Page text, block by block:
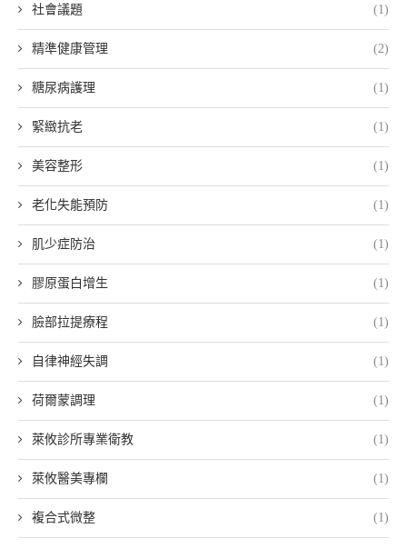
社會議題 (1)
精準健康管理 (2)
糖尿病護理 (1)
緊緻抗老 (1)
美容整形 (1)
老化失能預防 (1)
肌少症防治 (1)
膠原蛋白增生 (1)
臉部拉提療程 (1)
自律神經失調 (1)
荷爾蒙調理 (1)
萊攸診所專業衛教 (1)
萊攸醫美專欄 (1)
複合式微整 (1)